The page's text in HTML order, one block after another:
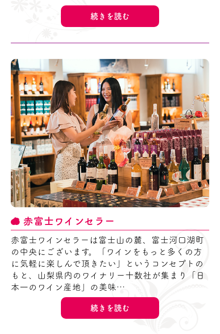
続きを読む
赤富士ワインセラー
赤富士ワインセラーは富士山の麓、富士河口湖町
の中央にございます。「ワインをもっと多くの方
に気軽に楽しんで頂きたい」というコンセプトの
もと、山梨県内のワイナリー十数社が集まり「日
本一のワイン産地」の美味…
続きを読む